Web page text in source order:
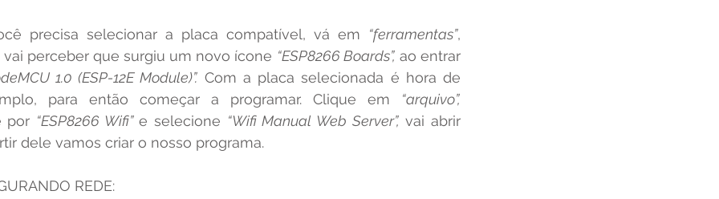
precisa selecionar a placa compatível, vá em
“ferramentas”,
perceber que surgiu um novo ícone “ESP8266 Boards”, ao entrar
1.0 (ESP-12E Module)”. Com a placa selecionada é hora de
para então começar a programar. Clique em “arquivo”,
por “ESP8266 Wifi” e selecione “Wifi Manual Web Server”, vai abrir
dele vamos criar o nosso programa.
REDE: